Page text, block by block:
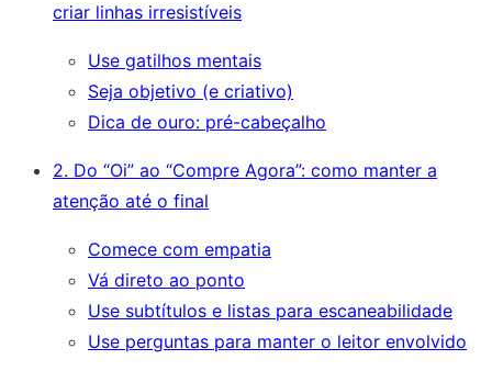
criar linhas irresistíveis
Use gatilhos mentais
Seja objetivo (e criativo)
Dica de ouro: pré-cabeçalho
2. Do “Oi” ao “Compre Agora”: como manter a
atenção até o final
Comece com empatia
Vá direto ao ponto
Use subtítulos e listas para escaneabilidade
Use perguntas para manter o leitor envolvido